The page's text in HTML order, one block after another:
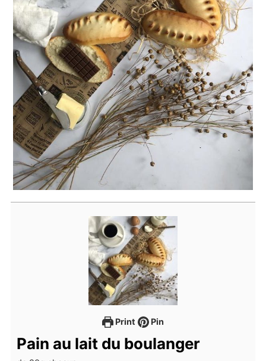
Print Pin
Pain au lait du boulanger